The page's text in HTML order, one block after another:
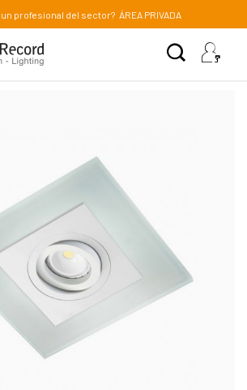
un profesional del sector? ÁREA PRIVADA